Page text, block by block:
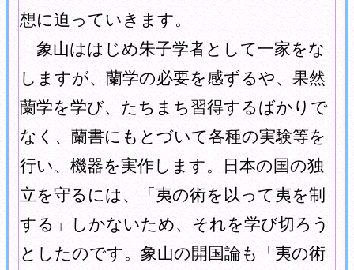
想に迫っていきます。
象山ははじめ朱子学者として一家をな
しますが、蘭学の必要を感ずるや、果然
蘭学を学び、たちまち習得するばかりで
なく、蘭書にもとづいて各種の実験等を
行い、機器を実作します。日本の国の独
立を守るには、「夷の術を以って夷を制
する」しかないため、それを学び切ろう
としたのです。象山の開国論も「夷の術